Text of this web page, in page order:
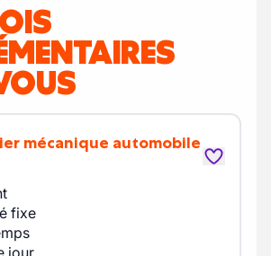
mécanique automobile
fixe
jour